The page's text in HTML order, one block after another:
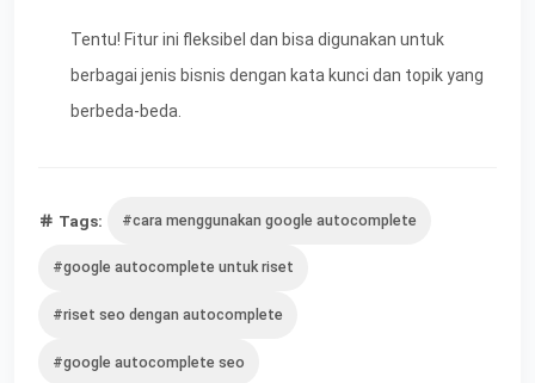
Tentu! Fitur ini fleksibel dan bisa digunakan untuk
berbagai jenis bisnis dengan kata kunci dan topik yang
berbeda-beda.
Tags: #cara menggunakan google autocomplete
#google autocomplete untuk riset
#riset seo dengan autocomplete
#google autocomplete seo